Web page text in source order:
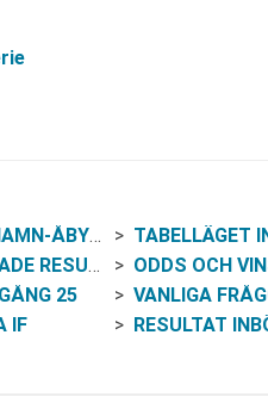
(OMGÅNG 25)
TABELLÄGET
ODDS OCH
25
VANLIGA FRÅGOR OM
IF
RESULTAT